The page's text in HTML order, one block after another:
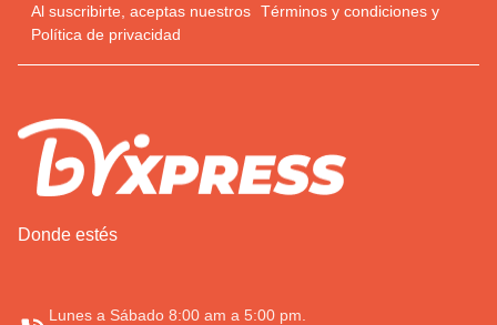
Al suscribirte, aceptas nuestros Términos y condiciones y
Política de privacidad
Donde estés
Lunes a Sábado 8:00 am a 5:00 pm.